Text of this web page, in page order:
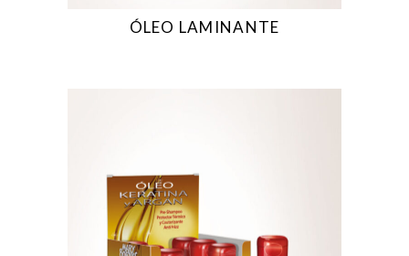
ÓLEO LAMINANTE